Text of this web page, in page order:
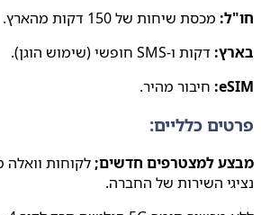
מכסת שיחות של 150 דקות מהארץ.
דקות ו-SMS חופשי (שימוש הוגן).
חיבור מהיר.
כלליים:
למצטרפים חדשים;לקוחות וואלה
השירות של החברה.